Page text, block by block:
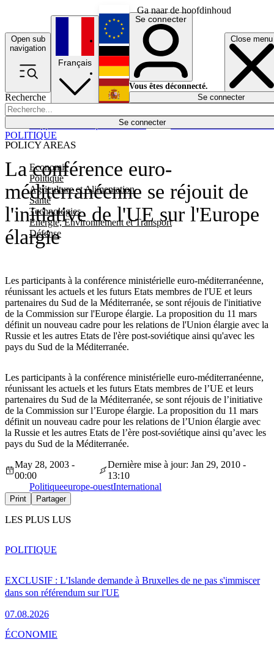
Ga naar de hoofdinhoud
Open sub
navigation
Close menu
Recherche
Se connecter
POLICY AREAS
Economie
Politique
Agriculture et Alimentation
Santé
Technologies
Energie, Environnement et Transport
Défense
Économie
Français
English
Deutsch
Español
Se connecter
Vous êtes déconnecté.
Se connecter
La conférence euro-
méditerranéenne se réjouit de
l'initiative de l'UE sur l'Europe
élargie
Les participants à la conférence ministérielle euro-méditerranéenne,
réunissant les actuels et les futurs Etats membres de l'UE et leurs
partenaires du Sud de la Méditerranée, se sont réjouis de l'initiative
de la Commission sur l'Europe élargie. La proposition du 11 mars
définit un nouveau cadre pour les relations de l'Union élargie avec la
Russie et les autres Etats de l'ère post-soviétique ainsi qu'avec les
pays du Sud de la Méditerranée.
POLITIQUE
Les participants à la conférence ministérielle euro-méditerranéenne,
réunissant les actuels et les futurs Etats membres de l’UE et leurs
partenaires du Sud de la Méditerranée, se sont réjouis de l’initiative
de la Commission sur l’Europe élargie. La proposition du 11 mars
définit un nouveau cadre pour les relations de l’Union élargie avec
la Russie et les autres Etats de l’ère post-soviétique ainsi qu’avec les
pays du Sud de la Méditerranée.
May 28, 2003 -
00:00
Dernière mise à jour: Jan 29, 2010 -
13:10
Politiqueeurope-ouestInternational
Print Partager
LES PLUS LUS
EXCLUSIF : L'Islande demande à Bruxelles de ne pas s'immiscer
dans son référendum sur l'UE
07.08.2026
POLITIQUE
ÉCONOMIE